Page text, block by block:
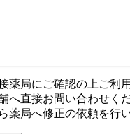
局にご確認の上ご利用
直接お問い合わせくだ
局へ修正の依頼を行